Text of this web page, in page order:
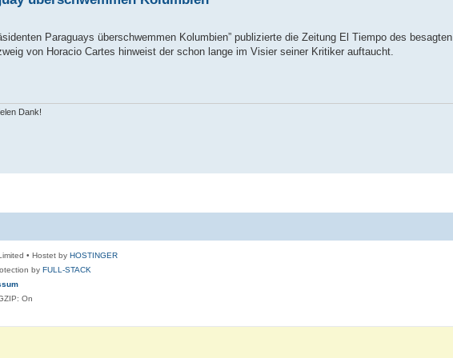
Paraguays überschwemmen Kolumbien” publizierte die Zeitung El Tiempo des
von Horacio Cartes hinweist der schon lange im Visier seiner Kritiker auftaucht.
Dank!
• Hostet by HOSTINGER
by FULL-STACK
On